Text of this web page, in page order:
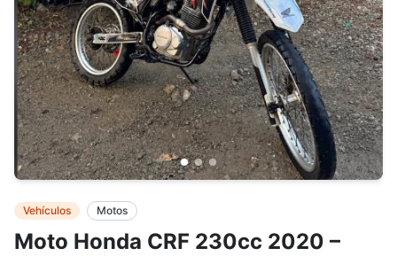
Moto Honda CRF 230cc 2020 –
Vehículos Motos